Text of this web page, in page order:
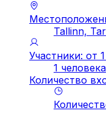
Tallinn,
Участники: от
1 человека
Количество